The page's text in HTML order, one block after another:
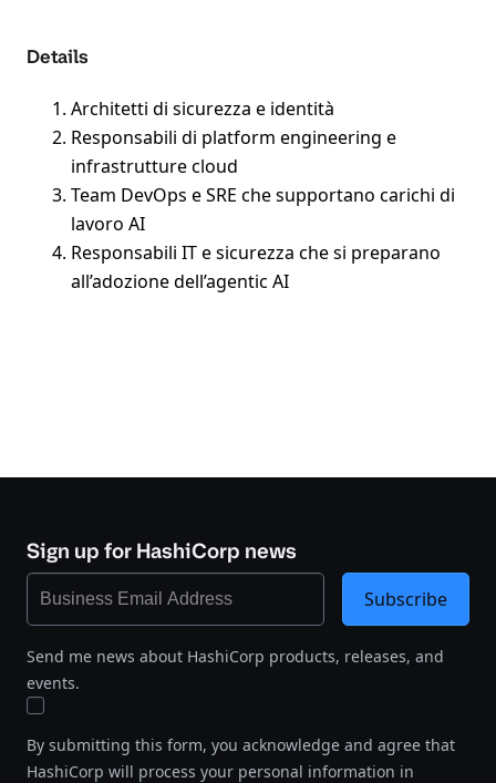
Details
Architetti di sicurezza e identità
Responsabili di platform engineering e
infrastrutture cloud
Team DevOps e SRE che supportano carichi di
lavoro AI
Responsabili IT e sicurezza che si preparano
all’adozione dell’agentic AI
Sign up for HashiCorp news
Send me news about HashiCorp products, releases, and
events.
By submitting this form, you acknowledge and agree that
HashiCorp will process your personal information in
Subscribe